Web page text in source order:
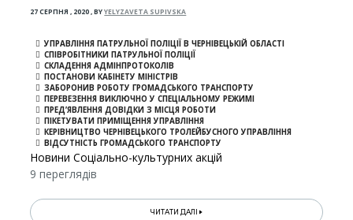
27 СЕРПНЯ , 2020,BYYELYZAVETA SUPIVSKA
УПРАВЛІННЯ ПАТРУЛЬНОЇ ПОЛІЦІЇ В ЧЕРНІВЕЦЬКІЙ ОБЛАСТІ
СПІВРОБІТНИКИ ПАТРУЛЬНОЇ ПОЛІЦІЇ
СКЛАДЕННЯ АДМІНПРОТОКОЛІВ
ПОСТАНОВИ КАБІНЕТУ МІНІСТРІВ
ЗАБОРОНИВ РОБОТУ ГРОМАДСЬКОГО ТРАНСПОРТУ
ПЕРЕВЕЗЕННЯ ВИКЛЮЧНО У СПЕЦІАЛЬНОМУ РЕЖИМІ
ПРЕД’ЯВЛЕННЯ ДОВІДКИ З МІСЦЯ РОБОТИ
ПІКЕТУВАТИ ПРИМІЩЕННЯ УПРАВЛІННЯ
КЕРІВНИЦТВО ЧЕРНІВЕЦЬКОГО ТРОЛЕЙБУСНОГО УПРАВЛІННЯ
ВІДСУТНІСТЬ ГРОМАДСЬКОГО ТРАНСПОРТУ
Новини Соціально-культурних акцій
9 переглядів
ЧИТАТИ ДАЛІ